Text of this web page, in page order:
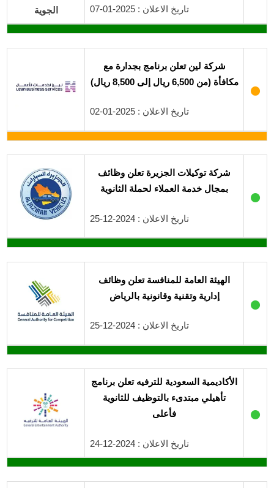
تاريخ الاعلان : 2025-01-07
●
شركة لين تعلن برنامج بجدارة مع
مكافأة (من 6,500 ريال إلى 8,500 ريال)
تاريخ الاعلان : 2025-01-02
●
شركة توكيلات الجزيرة تعلن وظائف
بمجال خدمة العملاء لحملة الثانوية
تاريخ الاعلان : 2024-12-25
●
الهيئة العامة للمنافسة تعلن وظائف
إدارية وتقنية وقانونية بالرياض
تاريخ الاعلان : 2024-12-25
●
الأكاديمية السعودية للترفيه تعلن برنامج
تأهيلي مبتدىء بالتوظيف للثانوية
فأعلى
تاريخ الاعلان : 2024-12-24